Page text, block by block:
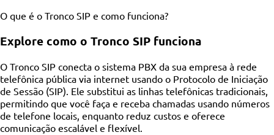
O que é o Tronco SIP e como funciona?
Explore como o Tronco SIP funciona
O Tronco SIP conecta o sistema PBX da sua empresa à rede
telefônica pública via internet usando o Protocolo de Iniciação
de Sessão (SIP). Ele substitui as linhas telefônicas tradicionais,
permitindo que você faça e receba chamadas usando números
de telefone locais, enquanto reduz custos e oferece
comunicação escalável e flexível.